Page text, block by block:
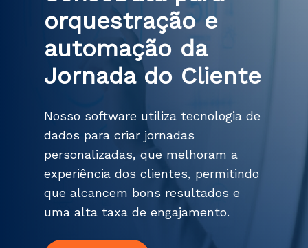
orquestração e
automação da
Jornada do Cliente
Nosso software utiliza tecnologia de
dados para criar jornadas
personalizadas, que melhoram a
experiência dos clientes, permitindo
que alcancem bons resultados e
uma alta taxa de engajamento.